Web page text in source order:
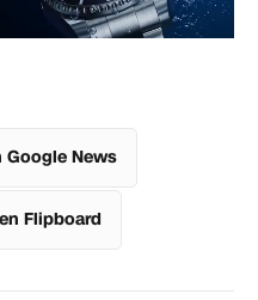
Google News
Flipboard